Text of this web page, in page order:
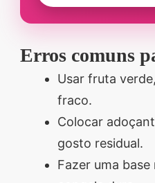
Erros comuns
Usar fruta
fraco.
Colocar
gosto residual.
Fazer uma